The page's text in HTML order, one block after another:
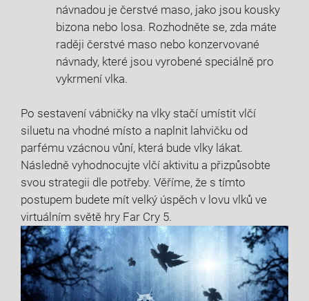
návnadou je čerstvé maso, jako jsou kousky
bizona nebo losa. Rozhodněte se, zda máte
raději čerstvé maso nebo konzervované
návnady, které jsou vyrobené speciálně pro
vykrmení vlka.
Po sestavení vábničky na vlky stačí umístit vlčí
siluetu na vhodné místo a naplnit lahvičku od
parfému vzácnou vůní, která bude vlky lákat.
Následně vyhodnocujte vlčí aktivitu a přizpůsobte
svou strategii dle potřeby. Věříme, že s tímto
postupem budete mít velký úspěch v lovu vlků ve
virtuálním světě hry Far Cry 5.